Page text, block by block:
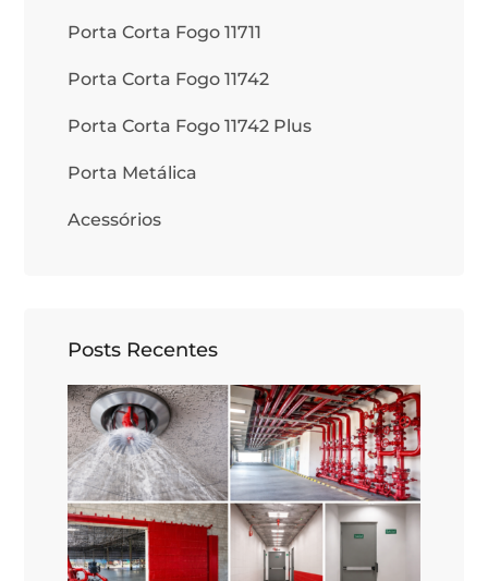
Porta Corta Fogo 11711
Porta Corta Fogo 11742
Porta Corta Fogo 11742 Plus
Porta Metálica
Acessórios